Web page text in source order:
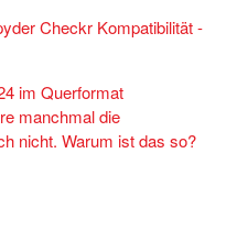
Checkr Kompatibilität -
im Querformat
manchmal die
nicht. Warum ist das so?